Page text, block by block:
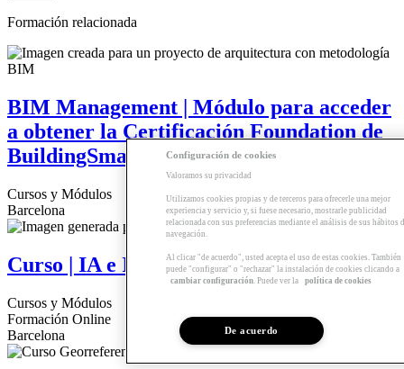
Formación relacionada
BIM Management | Módulo para acceder
a obtener la Certificación Foundation de
BuildingSmart
Cursos y Módulos
Barcelona
Curso | IA e Imagen generativa
Cursos y Módulos
Formación Online
Barcelona
Configuración de cookies
Valoramos su privacidad
Utilizamos cookies propias y de terceros para ofrecerle una mejor
experiencia y servicio y, si fuese necesario, mostrarle publicidad
relacionada con sus preferencias mediante el análisis de sus hábitos
navegación.
Al clicar "de acuerdo", usted acepta el uso de estas cookies. También
puede "configurar" o "rechazar" la instalación de cookies clicando a
cambiar configuración. Puede ver la política de cookies
De acuerdo